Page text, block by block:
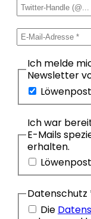
Ich melde
Newsletter
Ich war
E-Mails
erhalten.
Datenschutz
Die